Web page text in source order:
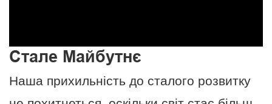
Стале Майбутнє
Наша прихильність до сталого розвитку